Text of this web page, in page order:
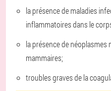
la présence de maladies
inflammatoires dans le
la présence de néoplasmes
mammaires;
troubles graves de la